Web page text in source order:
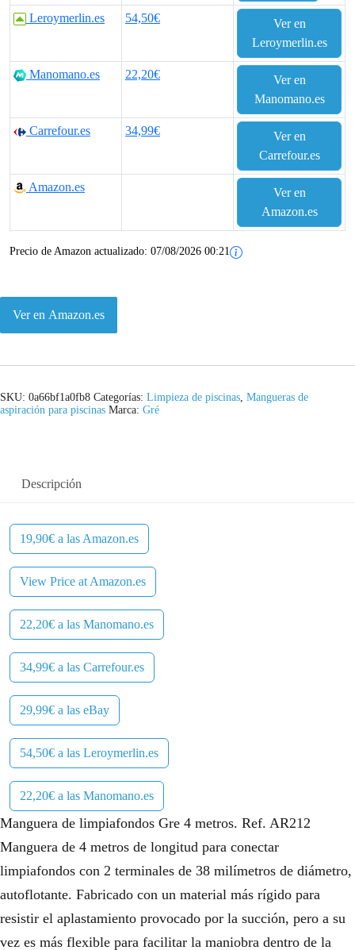
Leroymerlin.es 54,50€
Ver en
Leroymerlin.es
Manomano.es 22,20€
Ver en
Manomano.es
Carrefour.es 34,99€
Ver en
Carrefour.es
Amazon.es
Ver en
Amazon.es
Precio de Amazon actualizado: 07/08/2026 00:21
Ver en Amazon.es
SKU: 0a66bf1a0fb8 Categorías: Limpieza de piscinas, Mangueras de
aspiración para piscinas Marca: Gré
Descripción
19,90€ a las Amazon.es
View Price at Amazon.es
22,20€ a las Manomano.es
34,99€ a las Carrefour.es
29,99€ a las eBay
54,50€ a las Leroymerlin.es
22,20€ a las Manomano.es
Manguera de limpiafondos Gre 4 metros. Ref. AR212
Manguera de 4 metros de longitud para conectar
limpiafondos con 2 terminales de 38 milímetros de diámetro,
autoflotante. Fabricado con un material más rígido para
resistir el aplastamiento provocado por la succión, pero a su
vez es más flexible para facilitar la maniobra dentro de la